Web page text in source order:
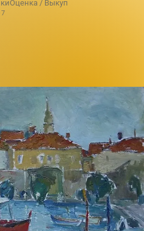
Оценка / Выкуп